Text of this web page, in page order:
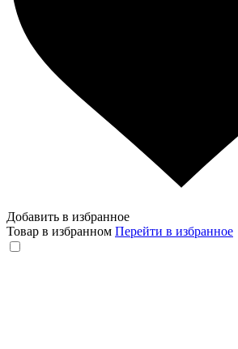
Добавить в избранное
Товар в избранном Перейти в избранное